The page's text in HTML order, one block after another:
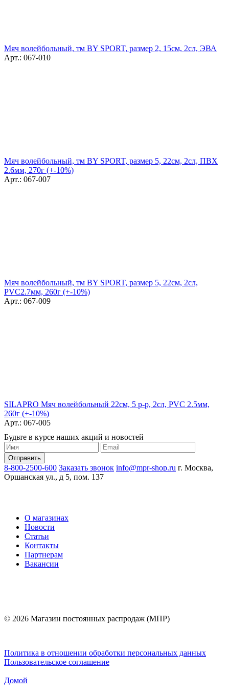
Мяч волейбольный, тм BY SPORT, размер 2, 15см, 2сл, ЭВА
Арт.: 067-010
Мяч волейбольный, тм BY SPORT, размер 5, 22см, 2сл, ПВХ
2.6мм, 270г (+-10%)
Арт.: 067-007
Мяч волейбольный, тм BY SPORT, размер 5, 22см, 2сл,
PVC2.7мм, 260г (+-10%)
Арт.: 067-009
SILAPRO Мяч волейбольный 22см, 5 р-р, 2сл, PVC 2.5мм,
260г (+-10%)
Арт.: 067-005
Будьте в курсе наших акций и новостей
8-800-2500-600 Заказать звонок info@mpr-shop.ru г. Москва,
Оршанская ул., д 5, пом. 137
О магазинах
Новости
Статьи
Контакты
Партнерам
Вакансии
© 2026 Магазин постоянных распродаж (МПР)
Политика в отношении обработки персональных данных
Пользовательское соглашение
Домой